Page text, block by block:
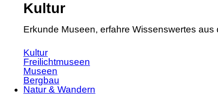
Kultur
Erkunde Museen, erfahre Wissenswertes
Kultur
Freilichtmuseen
Museen
Bergbau
Natur & Wandern